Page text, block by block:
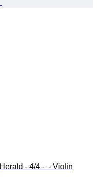
Herald - 4/4 -  - Violin